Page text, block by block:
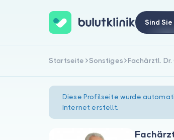
Sind Sie
Startseite Sonstiges Fachärztl.
Diese Profilseite wurde
Internet erstellt.